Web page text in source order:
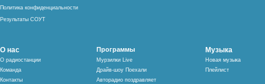
Политика конфиденциальности
Результаты СОУТ
О нас
О радиостанции
Команда
Контакты
Программы
Мурзилки Live
Драйв-шоу Поехали
Авторадио поздравляет
Музыка
Новая музыка
Плейлист